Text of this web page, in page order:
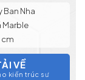
Ban Nha
Marble
cm
VỀ
kiến trúc sư